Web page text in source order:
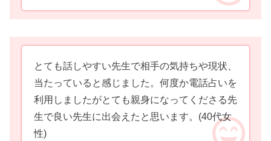
とても話しやすい先生で相手の気持ちや現状、
当たっていると感じました。何度か電話占いを
利用しましたがとても親身になってくださる先
生で良い先生に出会えたと思います。 (40代女
性)